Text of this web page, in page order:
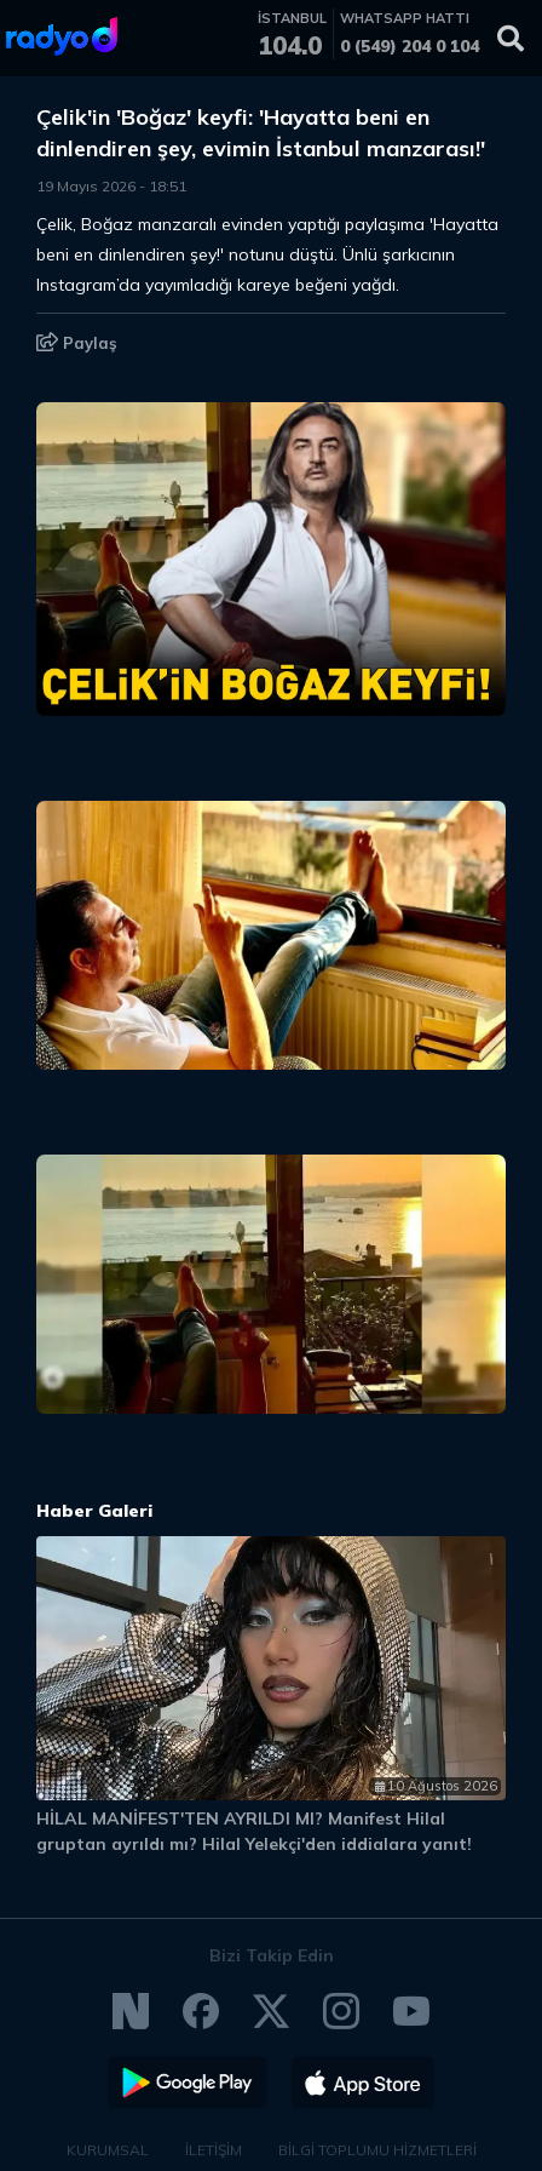
İSTANBUL
104.0
WHATSAPP HATTI
0 (549) 204 0 104
Çelik'in 'Boğaz' keyfi: 'Hayatta beni en
dinlendiren şey, evimin İstanbul manzarası!'
19 Mayıs 2026 - 18:51
Çelik, Boğaz manzaralı evinden yaptığı paylaşıma 'Hayatta
beni en dinlendiren şey!' notunu düştü. Ünlü şarkıcının
Instagram’da yayımladığı kareye beğeni yağdı.
Paylaş
Haber Galeri
10 Ağustos 2026
HİLAL MANİFEST'TEN AYRILDI MI? Manifest Hilal
gruptan ayrıldı mı? Hilal Yelekçi'den iddialara yanıt!
Bizi Takip Edin
KURUMSAL İLETİŞİM BİLGİ TOPLUMU HİZMETLERİ